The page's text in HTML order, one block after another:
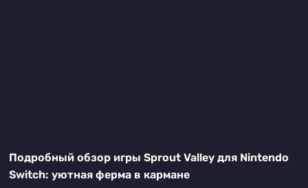
Подробный обзор игры Sprout Valley для Nintendo
Switch: уютная ферма в кармане